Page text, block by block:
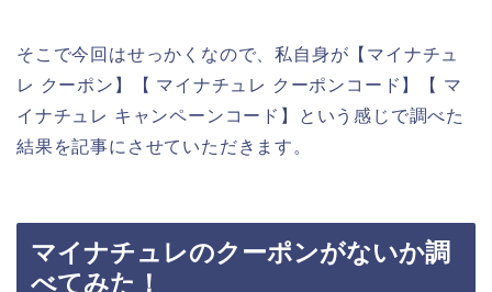
そこで今回はせっかくなので、私自身が【マイナチュ
レ クーポン】【 マイナチュレ クーポンコード】【 マ
イナチュレ キャンペーンコード】という感じで調べた
結果を記事にさせていただきます。
マイナチュレのクーポンがないか調
べてみた！